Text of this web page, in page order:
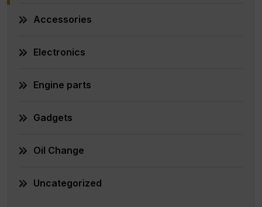
Accessories
Electronics
Engine parts
Gadgets
Oil Change
Uncategorized